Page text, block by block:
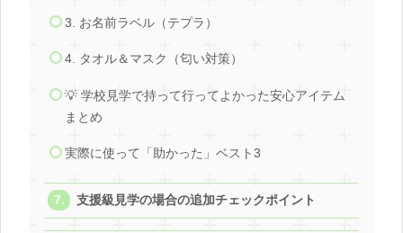
3. お名前ラベル（テプラ）
4. タオル＆マスク（匂い対策）
💡 学校見学で持って行ってよかった安心アイテム
まとめ
実際に使って「助かった」ベスト3
支援級見学の場合の追加チェックポイント